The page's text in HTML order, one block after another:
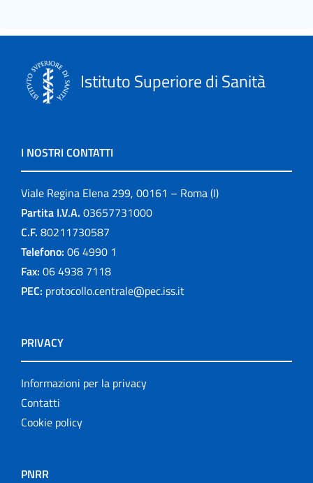
Istituto Superiore di Sanità
I NOSTRI CONTATTI
Viale Regina Elena 299, 00161 – Roma (I)
Partita I.V.A. 03657731000
C.F. 80211730587
Telefono: 06 4990 1
Fax: 06 4938 7118
PEC: protocollo.centrale@pec.iss.it
PRIVACY
Informazioni per la privacy
Contatti
Cookie policy
PNRR